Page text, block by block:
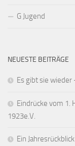
G Jugend
NEUESTE BEITRÄGE
Es gibt sie
Eindrücke vom 1.
1923e.V.
Ein